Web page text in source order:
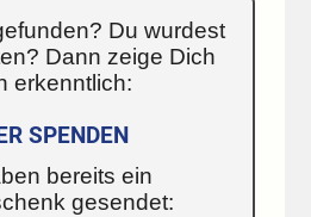
Du wurdest
Dann zeige Dich
erkenntlich:
SPENDEN
bereits ein
gesendet: